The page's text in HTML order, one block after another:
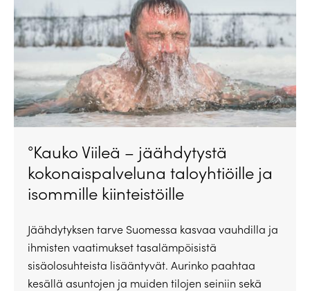
°Kauko Viileä – jäähdytystä
kokonaispalveluna taloyhtiöille ja
isommille kiinteistöille
Jäähdytyksen tarve Suomessa kasvaa vauhdilla ja
ihmisten vaatimukset tasalämpöisistä
sisäolosuhteista lisääntyvät. Aurinko paahtaa
kesällä asuntojen ja muiden tilojen seiniin sekä